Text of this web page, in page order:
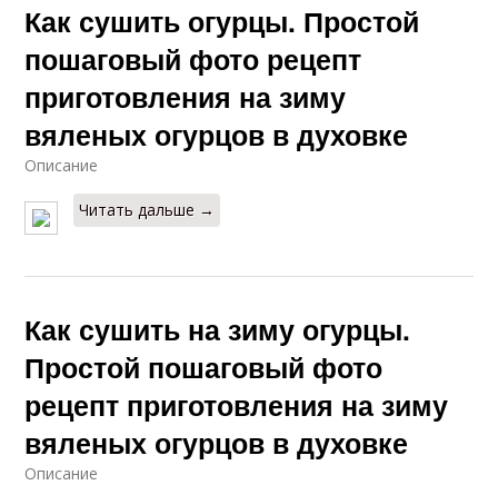
Чипсы из огурцов Свежие огурцовы
Огурцов на зиму
Как сушить огурцы. Простой
пошаговый фото рецепт
приготовления на зиму
вяленых огурцов в духовке
Описание
Читать дальше →
Как сушить на зиму огурцы.
Простой пошаговый фото
рецепт приготовления на зиму
вяленых огурцов в духовке
Описание